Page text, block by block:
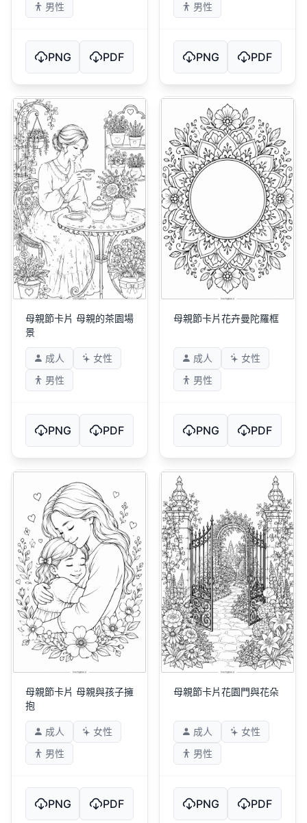
男性
PNG PDF
男性
PNG PDF
母親節卡片 母親的茶園場
景
成人
女性
男性
PNG PDF
母親節卡片花卉曼陀羅框
成人
女性
男性
PNG PDF
母親節卡片 母親與孩子擁
抱
成人
女性
男性
PNG PDF
母親節卡片花園門與花朵
成人
女性
男性
PNG PDF